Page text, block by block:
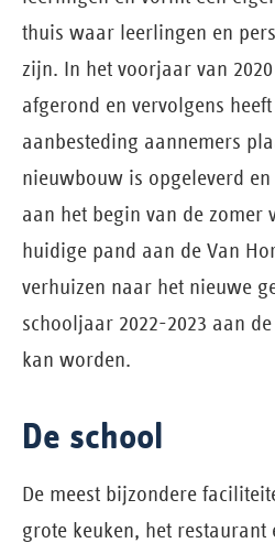
thuis waar leerlingen en
zijn. In het voorjaar van
afgerond en vervolgens
aanbesteding aannemers
nieuwbouw is opgeleverd
aan het begin van de zomer
huidige pand aan de Van
verhuizen naar het nieuwe
schooljaar 2022-2023 aan
kan worden.
De school
De meest bijzondere
grote keuken, het